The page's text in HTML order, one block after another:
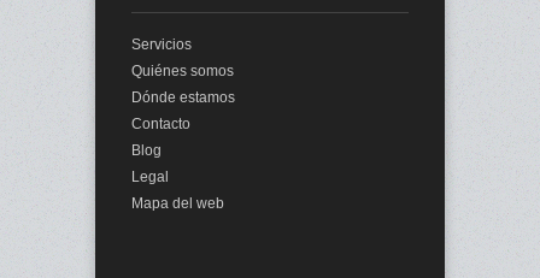
Servicios
Quiénes somos
Dónde estamos
Contacto
Blog
Legal
Mapa del web